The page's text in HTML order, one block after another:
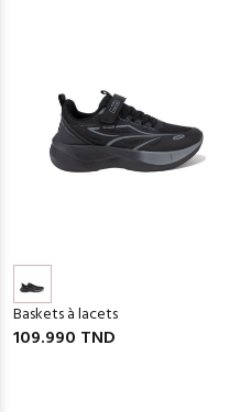
Baskets à lacets
109.990 TND